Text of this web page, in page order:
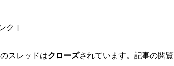
ク ]
スレッドはクローズされています。記事の閲覧